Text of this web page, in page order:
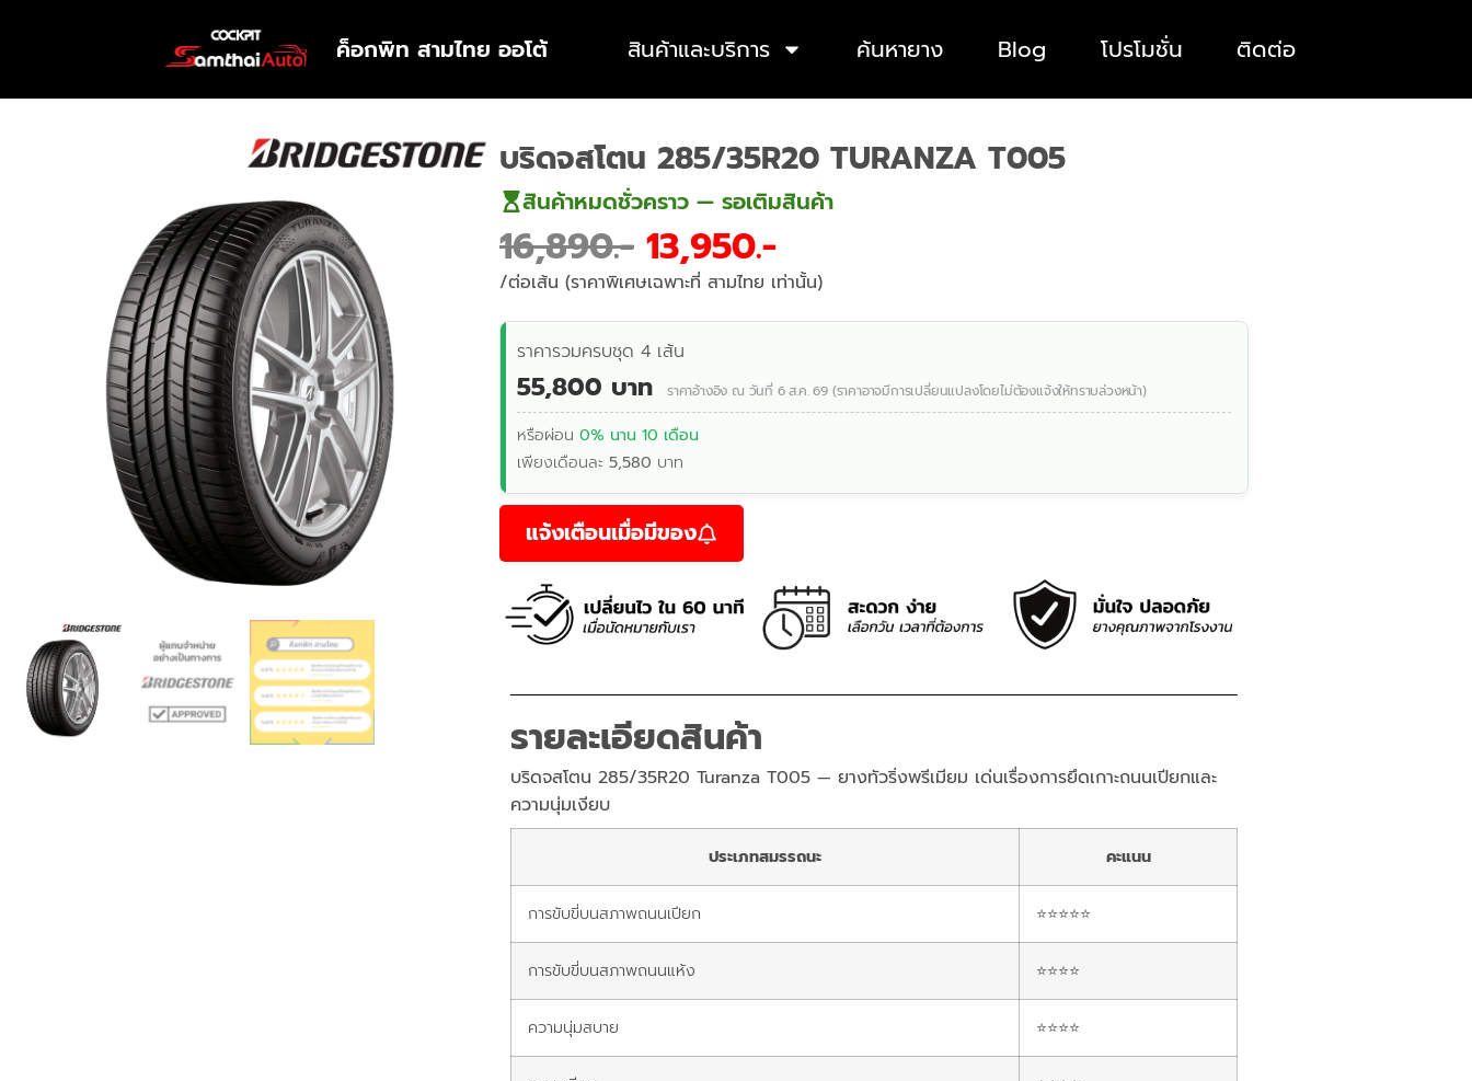
ค็อกพิท สามไทย ออโต้ สินค้าและบริการ ค้นหายาง Blog โปรโมชั่น ติดต่อ
บริดจสโตน 285/35R20 TURANZA T005
สินค้าหมดชั่วคราว — รอเติมสินค้า
16,890 13,950
/ต่อเส้น (ราคาพิเศษเฉพาะที่ สามไทย เท่านั้น)
ราคารวมครบชุด 4 เส้น
55,800 บาท ราคาอ้างอิง ณ วันที่ 6 ส.ค. 69 (ราคาอาจมีการเปลี่ยนแปลงโดยไม่ต้องแจ้งให้ทราบล่วงหน้า)
หรือผ่อน 0% นาน 10 เดือน
เพียงเดือนละ 5,580 บาท
แจ้งเตือนเมื่อมีของ
รายละเอียดสินค้า
บริดจสโตน 285/35R20 Turanza T005 — ยางทัวริ่งพรีเมียม เด่นเรื่องการยึดเกาะถนนเปียกและ
ความนุ่มเงียบ
ประเภทสมรรถนะ คะแนน
การขับขี่บนสภาพถนนเปียก ⭐⭐⭐⭐⭐
การขับขี่บนสภาพถนนแห้ง ⭐⭐⭐⭐
ความนุ่มสบาย ⭐⭐⭐⭐